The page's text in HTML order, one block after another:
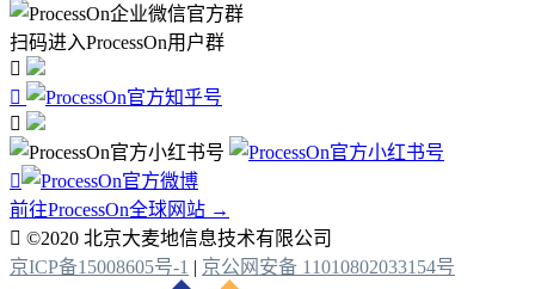
扫码进入ProcessOn用户群




前往ProcessOn全球网站 →
 ©2020 北京大麦地信息技术有限公司
京ICP备15008605号-1 | 京公网安备 11010802033154号